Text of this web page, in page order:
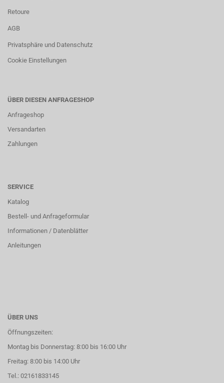
Retoure
AGB
Privatsphäre und Datenschutz
Cookie Einstellungen
ÜBER DIESEN ANFRAGESHOP
Anfrageshop
Versandarten
Zahlungen
SERVICE
Katalog
Bestell- und Anfrageformular
Informationen / Datenblätter
Anleitungen
ÜBER UNS
Öffnungszeiten:
Montag bis Donnerstag: 8:00 bis 16:00 Uhr
Freitag: 8:00 bis 14:00 Uhr
Tel.: 02161833145